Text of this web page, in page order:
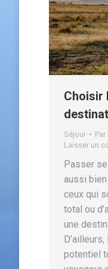
Choisir
Séjour Par
Laisser un
Passer
aussi
ceux qui
total ou
une
potentiel